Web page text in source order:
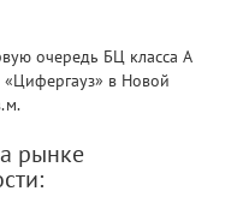
очередь БЦ класса А
в Новой
рынке